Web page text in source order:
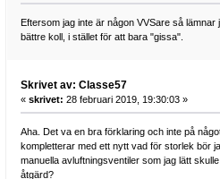
Eftersom jag inte är någon VVSare så
bättre koll, i stället för att bara "gissa".
Skrivet av: Classe57
« skrivet: 28 februari 2019, 19:30:03 »
Aha. Det va en bra förklaring och inte på
kompletterar med ett nytt vad för storlek bör
manuella avluftningsventiler som jag lätt
åtgärd?